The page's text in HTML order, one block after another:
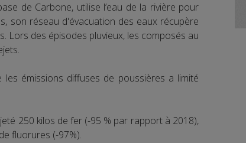
de Carbone, utilise l’eau de la rivière pour
son réseau d'évacuation des eaux récupère
Lors des épisodes pluvieux, les composés au
émissions diffuses de poussières a limité
250 kilos de fer (-95 % par rapport à 2018),
fluorures (-97%).